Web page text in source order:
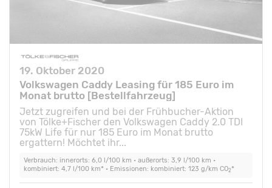
19. Oktober 2020
Volkswagen Caddy Leasing für 185 Euro im
Monat brutto [Bestellfahrzeug]
Jetzt zugreifen und bei der Frühbucher-Aktion
von Tölke+Fischer den Volkswagen Caddy 2.0 TDI
75kW Life für nur 185 Euro im Monat brutto
ergattern! Möchtet ihr...
Verbrauch: innerorts: 6,0 l/100 km • außerorts: 3,9 l/100 km •
kombiniert: 4,7 l/100 km* • Emissionen: kombiniert: 123 g/km CO2*